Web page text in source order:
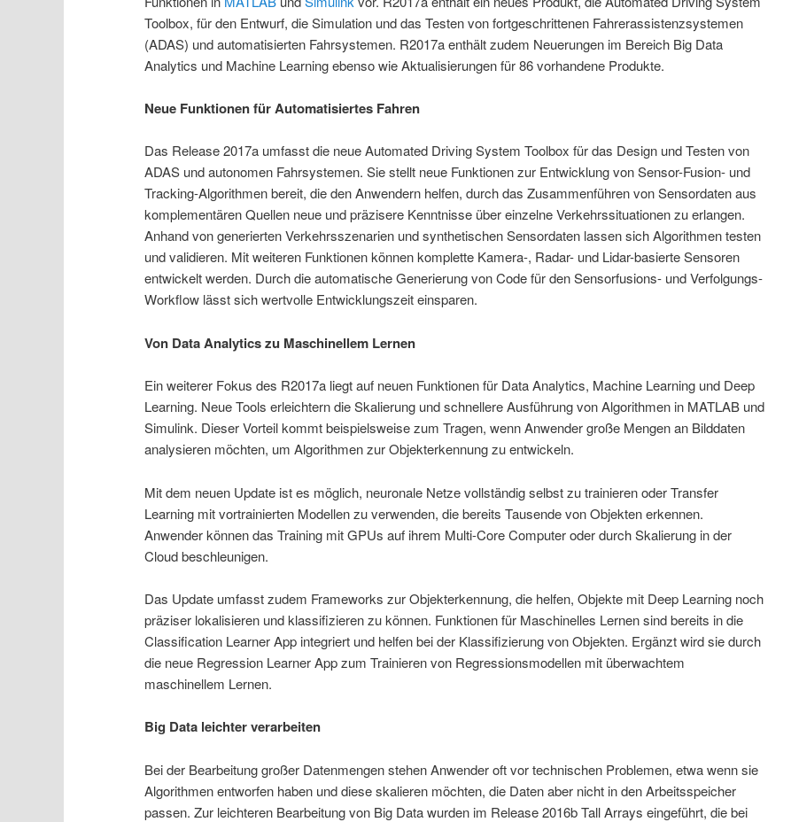
Toolbox, für den Entwurf, die Simulation und das Testen von fortgeschrittenen Fahrerassistenzsystemen
(ADAS) und automatisierten Fahrsystemen. R2017a enthält zudem Neuerungen im Bereich Big Data
Analytics und Machine Learning ebenso wie Aktualisierungen für 86 vorhandene Produkte.
Neue Funktionen für Automatisiertes Fahren
Das Release 2017a umfasst die neue Automated Driving System Toolbox für das Design und Testen von
ADAS und autonomen Fahrsystemen. Sie stellt neue Funktionen zur Entwicklung von Sensor-Fusion- und
Tracking-Algorithmen bereit, die den Anwendern helfen, durch das Zusammenführen von Sensordaten aus
komplementären Quellen neue und präzisere Kenntnisse über einzelne Verkehrssituationen zu erlangen.
Anhand von generierten Verkehrsszenarien und synthetischen Sensordaten lassen sich Algorithmen testen
und validieren. Mit weiteren Funktionen können komplette Kamera-, Radar- und Lidar-basierte Sensoren
entwickelt werden. Durch die automatische Generierung von Code für den Sensorfusions- und Verfolgungs-
Workflow lässt sich wertvolle Entwicklungszeit einsparen.
Von Data Analytics zu Maschinellem Lernen
Ein weiterer Fokus des R2017a liegt auf neuen Funktionen für Data Analytics, Machine Learning und Deep
Learning. Neue Tools erleichtern die Skalierung und schnellere Ausführung von Algorithmen in MATLAB und
Simulink. Dieser Vorteil kommt beispielsweise zum Tragen, wenn Anwender große Mengen an Bilddaten
analysieren möchten, um Algorithmen zur Objekterkennung zu entwickeln.
Mit dem neuen Update ist es möglich, neuronale Netze vollständig selbst zu trainieren oder Transfer
Learning mit vortrainierten Modellen zu verwenden, die bereits Tausende von Objekten erkennen.
Anwender können das Training mit GPUs auf ihrem Multi-Core Computer oder durch Skalierung in der
Cloud beschleunigen.
Das Update umfasst zudem Frameworks zur Objekterkennung, die helfen, Objekte mit Deep Learning noch
präziser lokalisieren und klassifizieren zu können. Funktionen für Maschinelles Lernen sind bereits in die
Classification Learner App integriert und helfen bei der Klassifizierung von Objekten. Ergänzt wird sie durch
die neue Regression Learner App zum Trainieren von Regressionsmodellen mit überwachtem
maschinellem Lernen.
Big Data leichter verarbeiten
Bei der Bearbeitung großer Datenmengen stehen Anwender oft vor technischen Problemen, etwa wenn sie
Algorithmen entworfen haben und diese skalieren möchten, die Daten aber nicht in den Arbeitsspeicher
passen. Zur leichteren Bearbeitung von Big Data wurden im Release 2016b Tall Arrays eingeführt, die bei